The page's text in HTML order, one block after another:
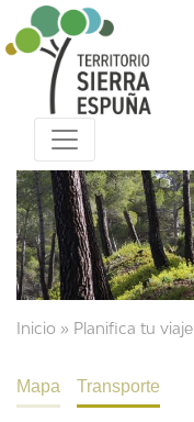
Inicio » Planifica tu viaje
Mapa Transporte